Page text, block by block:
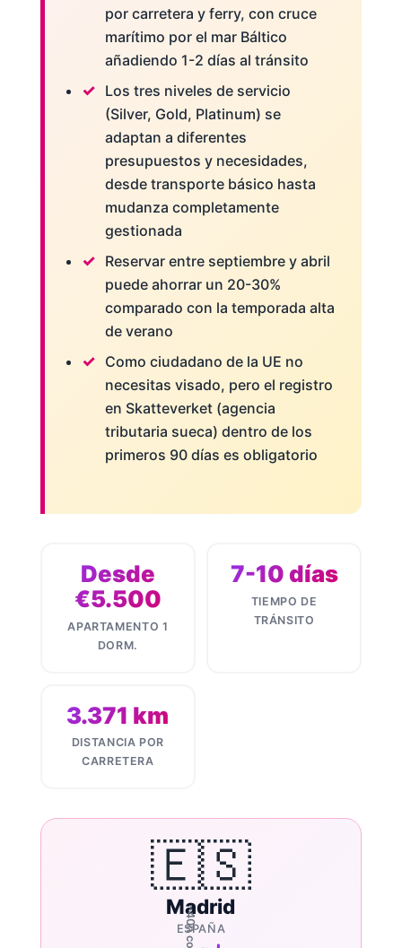
por carretera y ferry, con cruce
marítimo por el mar Báltico
añadiendo 1-2 días al tránsito
Los tres niveles de servicio
(Silver, Gold, Platinum) se
adaptan a diferentes
presupuestos y necesidades,
desde transporte básico hasta
mudanza completamente
gestionada
Reservar entre septiembre y abril
puede ahorrar un 20-30%
comparado con la temporada alta
de verano
Como ciudadano de la UE no
necesitas visado, pero el registro
en Skatteverket (agencia
tributaria sueca) dentro de los
primeros 90 días es obligatorio
Desde
€5.500
APARTAMENTO 1
DORM.
7-10 días
TIEMPO DE
TRÁNSITO
3.371 km
DISTANCIA POR
CARRETERA
🇪🇸
Madrid
ESPAÑA